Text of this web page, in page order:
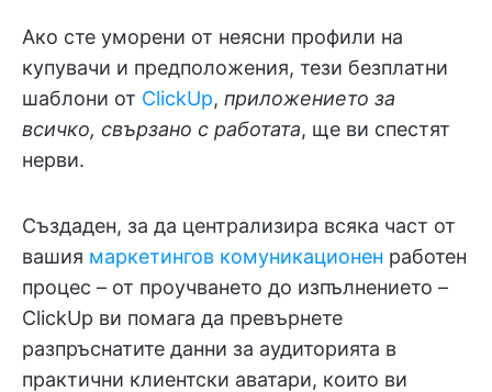
Ако сте уморени от неясни профили на
купувачи и предположения, тези безплатни
шаблони от ClickUp, приложението за
всичко, свързано с работата, ще ви спестят
нерви.
Създаден, за да централизира всяка част от
вашия маркетингов комуникационен работен
процес – от проучването до изпълнението –
ClickUp ви помага да превърнете
разпръснатите данни за аудиторията в
практични клиентски аватари, които ви